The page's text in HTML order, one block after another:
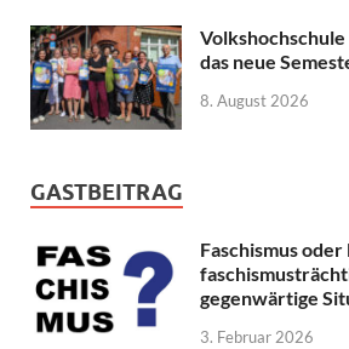
das neue
8. August 2026
GASTBEITRAG
Faschismus
gegenwärtige
3. Februar 2026